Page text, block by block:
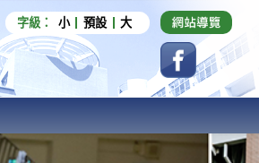
字級： 小 預設 大